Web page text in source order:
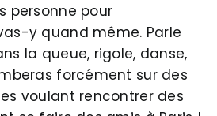
personne pour
y quand même. Parle
la queue, rigole, danse,
forcément sur des
voulant rencontrer des